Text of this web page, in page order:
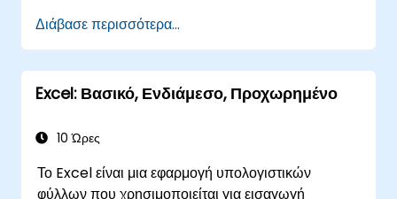
τροφοδοτούνται από τα μοντέλα DeepSeek.
Χρησιμοποιούν AI για να συνοψίζουν
μακροσκελή αναφορές και να τις μετατρέπουν
σε διαφάνειες έτοιμες για παρουσιάσεις.
PowerPoint για απλουστευμένες, δυναμικές
Διάβασε περισσότερα...
Excel: Βασικό, Ενδιάμεσο, Προχωρημένο
10 Ώρες
Το Excel είναι μια εφαρμογή υπολογιστικών
φύλλων που χρησιμοποιείται για εισαγωγή